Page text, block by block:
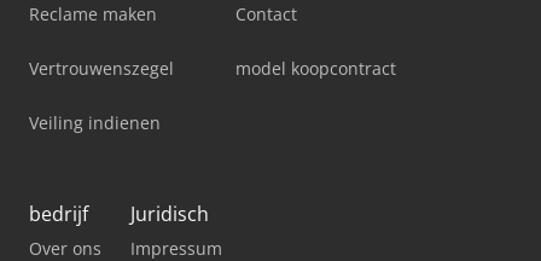
Reclame maken
Vertrouwenszegel
Veiling indienen
Contact
model koopcontract
bedrijf
Over ons
Juridisch
Impressum